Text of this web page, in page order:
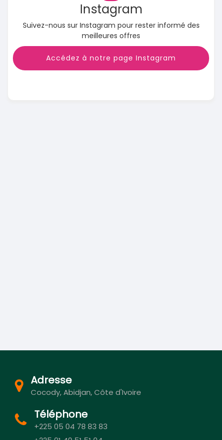
Instagram
Suivez-nous sur Instagram pour rester informé des
meilleures offres
Accédez à notre page Instagram
Adresse
Cocody, Abidjan, Côte d'Ivoire
Téléphone
+225 05 04 78 83 83